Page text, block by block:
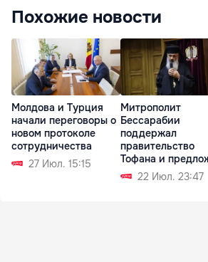
Похожие новости
Молдова и Турция
начали переговоры о
новом протоколе
сотрудничества
27 Июл. 15:15
Митрополит
Бессарабии
поддержал
правительство
Тофана и
сотрудничество
22 Июл. 23:47